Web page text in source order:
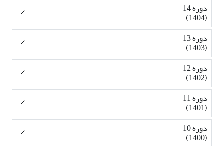
دوره 14
(1404)
دوره 13
(1403)
دوره 12
(1402)
دوره 11
(1401)
دوره 10
(1400)